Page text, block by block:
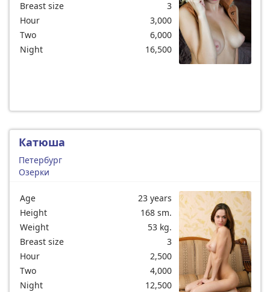
Breast size
3
Hour
3,000
Two
6,000
Night
16,500
Катюша
Петербург
Озерки
Age
23 years
Height
168 sm.
Weight
53 kg.
Breast size
3
Hour
2,500
Two
4,000
Night
12,500